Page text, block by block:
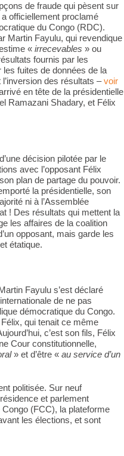
de fraude qui pèsent sur
a officiellement proclamé
du Congo (RDC).
Martin Fayulu, qui revendique
« irrecevables » ou
fournis par les
fuites de données de la
des résultats –voir
en tête de la présidentielle
Ramazani Shadary, et Félix
décision pilotée par le
avec l’opposant Félix
plan de partage du pouvoir.
la présidentielle, son
ni à l’Assemblée
! Des résultats qui mettent la
les affaires de la coalition
opposant, mais garde les
étatique.
Fayulu s’est déclaré
de ne pas
démocratique du Congo.
Félix, qui tenait ce même
c’est son fils, Félix
Cour constitutionnelle,
» et d’être « au service d’un
politisée. Sur neuf
et parlement
(FCC), la plateforme
les élections, et sont